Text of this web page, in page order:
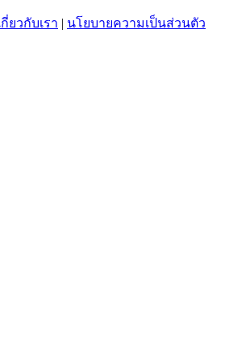
กี่ยวกับเรา | นโยบายความเป็นส่วนตัว